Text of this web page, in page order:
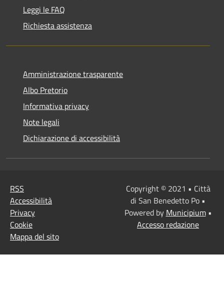
Leggi le FAQ
Richiesta assistenza
Amministrazione trasparente
Albo Pretorio
Informativa privacy
Note legali
Dichiarazione di accessibilità
RSS
Accessibilità
Privacy
Cookie
Mappa del sito
Copyright © 2021 • Città
di San Benedetto Po •
Powered by Municipium•
Accesso redazione